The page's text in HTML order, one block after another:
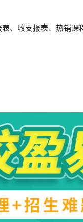
、收支报表、热销课